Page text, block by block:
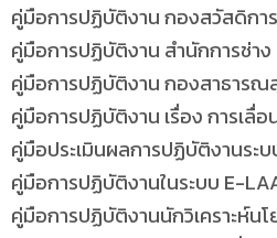
คู่มือการปฏิบัติงาน กองสวัสดิกา
คู่มือการปฏิบัติงาน สำนักการช่าง
คู่มือการปฏิบัติงาน กองสาธารณ
คู่มือการปฏิบัติงาน เรื่อง การเลื่
คู่มือประเมินผลการปฏิบัติงานระ
คู่มือการปฏิบัติงานในระบบ E-
คู่มือการปฏิบัติงานนักวิเคราะห์น